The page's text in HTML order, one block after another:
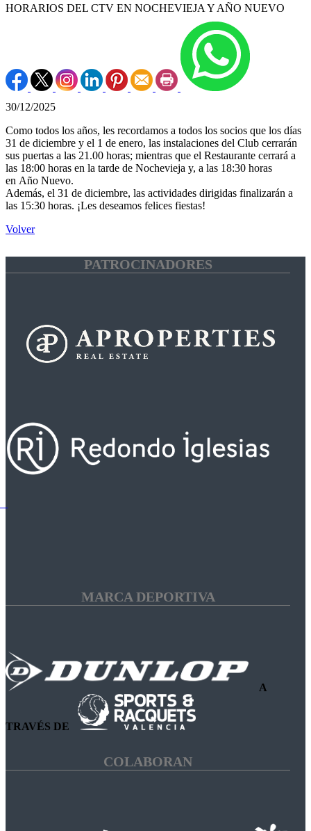
HORARIOS DEL CTV EN NOCHEVIEJA Y AÑO NUEVO
30/12/2025
Como todos los años, les recordamos a todos los socios que los días
31 de diciembre y el 1 de enero, las instalaciones del Club cerrarán
sus puertas a las 21.00 horas; mientras que el Restaurante cerrará a
las 18:00 horas en la tarde de Nochevieja y, a las 18:30 horas
en Año Nuevo.
Además, el 31 de diciembre, las actividades dirigidas finalizarán a
las 15:30 horas. ¡Les deseamos felices fiestas!
Volver
PATROCINADORES
MARCA DEPORTIVA
A
TRAVÉS DE
COLABORAN